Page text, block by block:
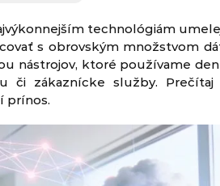
technológiám
s obrovským množstvom
nástrojov, ktoré používame
či zákaznícke služby.
prínos.